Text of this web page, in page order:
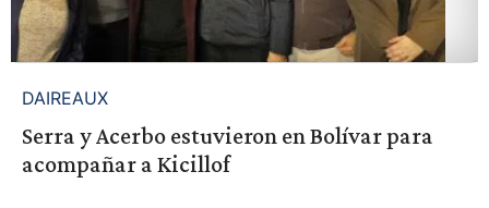
DAIREAUX
Serra y Acerbo estuvieron en Bolívar para
acompañar a Kicillof